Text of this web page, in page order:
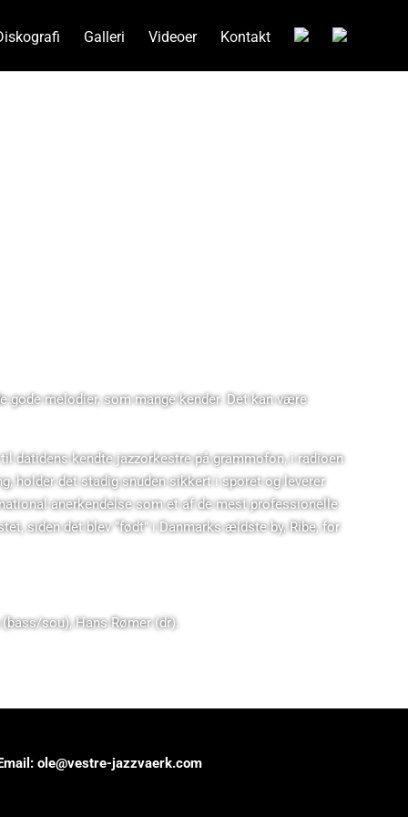
Galleri Videoer Kontakt
melodier, som mange kender. Det kan være
datidens kendte jazzorkestre på grammofon, i radioen
holder det stadig snuden sikkert i sporet og leverer
anerkendelse som et af de mest professionelle
siden det blev ”født” i Danmarks ældste by, Ribe, for
sou), Hans Rømer (dr).
ole@vestre-jazzvaerk.com